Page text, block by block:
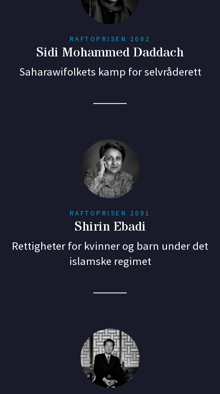
RAFTOPRISEN 2002
Sidi Mohammed Daddach
Saharawifolkets kamp for selvråderett
RAFTOPRISEN 2001
Shirin Ebadi
Rettigheter for kvinner og barn under det
islamske regimet